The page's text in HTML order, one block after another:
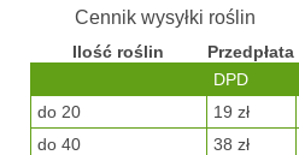
Cennik wysyłki roślin
Ilość roślin Przedpłata
DPD
do 20
19 zł
do 40
38 zł